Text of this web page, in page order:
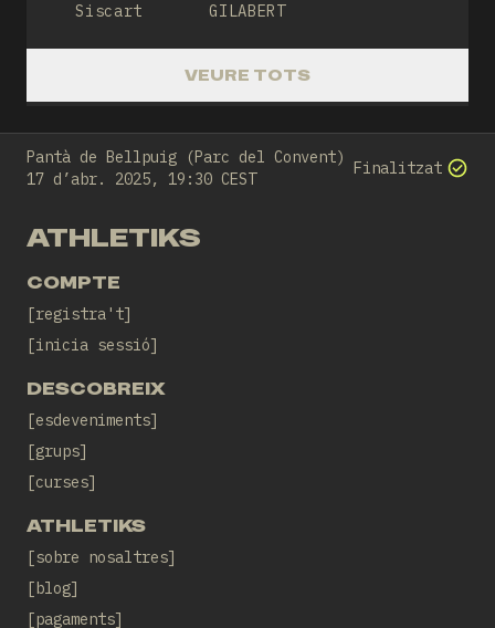
Siscart
GILABERT
VEURE TOTS
Pantà de Bellpuig (Parc del Convent)
17 d’abr. 2025, 19:30 CEST
Finalitzat
ATHLETIKS
COMPTE
registra't
inicia sessió
DESCOBREIX
esdeveniments
grups
curses
ATHLETIKS
sobre nosaltres
blog
pagaments